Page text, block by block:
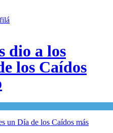
dio a los
los Caídos